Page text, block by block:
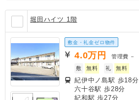
堀田ハイツ 1階
敷金・礼金ゼロ物件
4.0万円 管理費 －
敷
無料 礼 無料
紀伊中ノ島駅 歩18分
六十谷駅 歩28分
紀和駅 歩27分